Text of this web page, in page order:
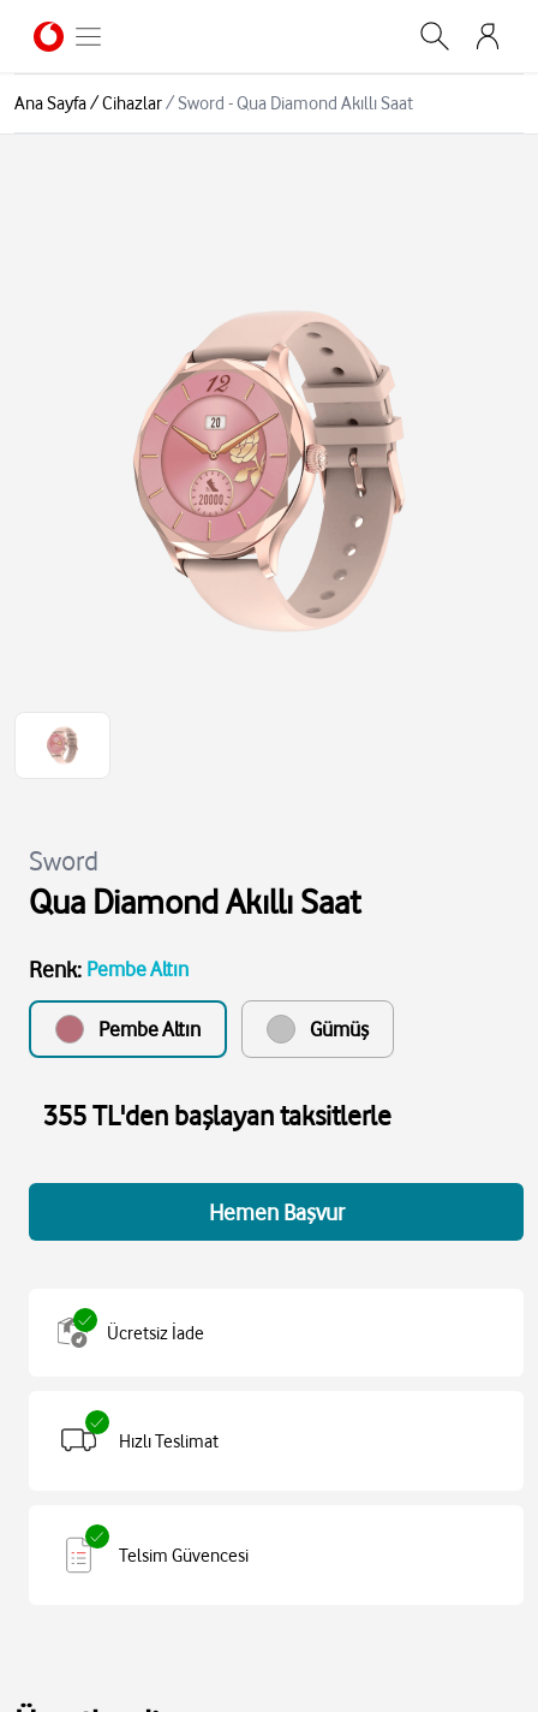
Ana Sayfa/Cihazlar/Sword - Qua Diamond Akıllı Saat
Sword
Qua Diamond Akıllı Saat
Renk: Pembe Altın
Pembe Altın Gümüş
355 TL'den başlayan taksitlerle
Hemen Başvur
Ücretsiz İade
Hızlı Teslimat
Telsim Güvencesi